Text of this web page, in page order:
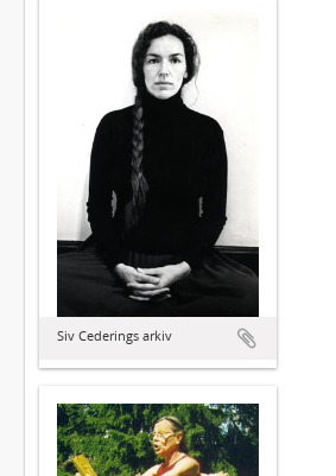
Siv Cederings arkiv